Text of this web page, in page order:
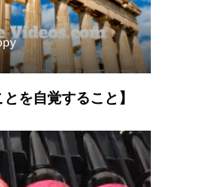
とを自覚すること】